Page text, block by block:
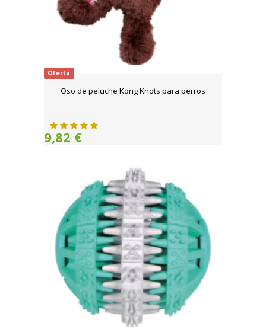
Oferta
Oso de peluche Kong Knots para perros
9,82 €